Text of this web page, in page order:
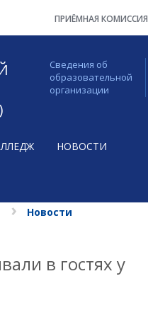
ПРИЁМНАЯ КОМИССИЯ
Сведения об
образовательной
организации
НОВОСТИ
Новости
в гостях у